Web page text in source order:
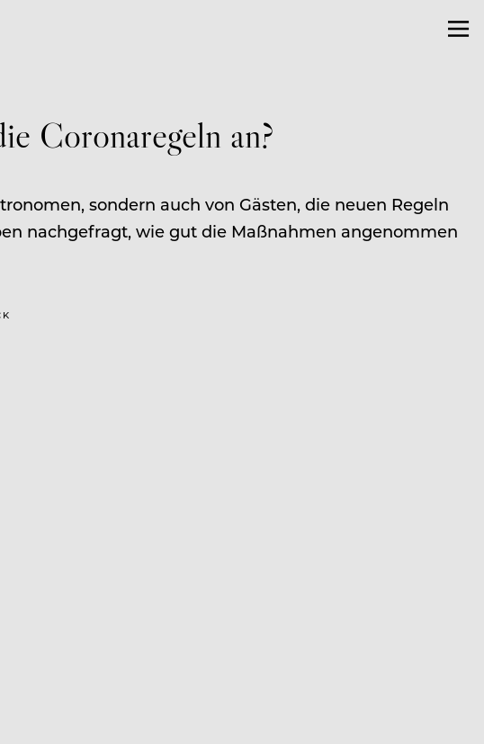
Coronaregeln an?
sondern auch von Gästen, die neuen Regeln
nachgefragt, wie gut die Maßnahmen angenommen